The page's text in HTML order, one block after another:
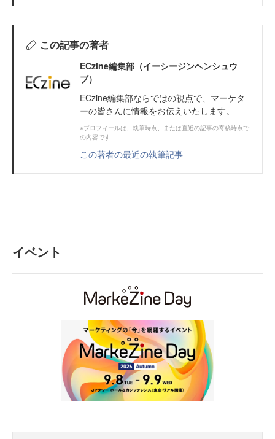
この記事の著者
ECzine編集部（イーシージンヘンシュウ
ブ）
ECzine編集部ならではの視点で、マーケタ
ーの皆さんに情報をお伝えいたします。
※プロフィールは、執筆時点、または直近の記事の寄稿時点で
の内容です
この著者の最近の執筆記事
イベント